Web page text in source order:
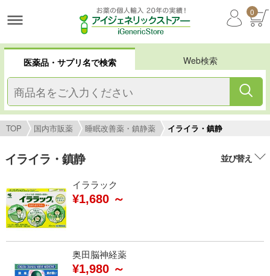
0
医薬品・サプリ名で検索 Web検索
TOP 国内市販薬 睡眠改善薬・鎮静薬 イライラ・鎮静
イライラ・鎮静 並び替え
イララック
¥1,680 ～
奥田脳神経薬
¥1,980 ～